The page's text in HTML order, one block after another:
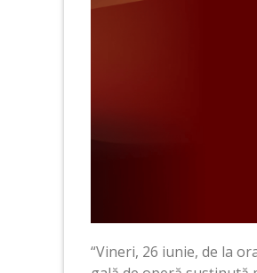
“Vineri, 26 iunie, de la